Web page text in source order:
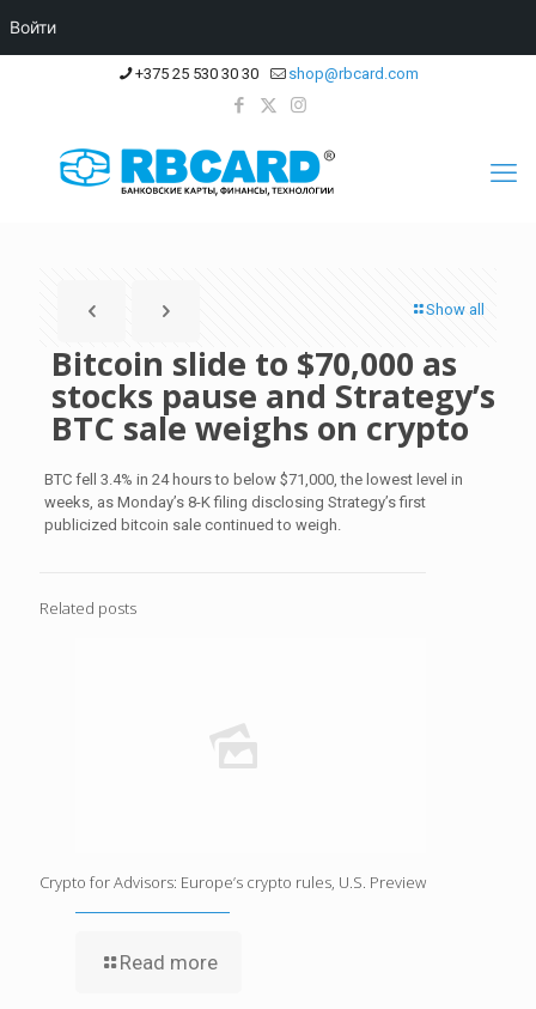
+375 25 530 30 30 shop@rbcard.com
Show all
Bitcoin slide to $70,000 as
stocks pause and Strategy’s
BTC sale weighs on crypto
BTC fell 3.4% in 24 hours to below $71,000, the lowest level in
weeks, as Monday’s 8-K filing disclosing Strategy’s first
publicized bitcoin sale continued to weigh.
Related posts
Crypto for Advisors: Europe’s crypto rules, U.S. Preview
Read more
Войти